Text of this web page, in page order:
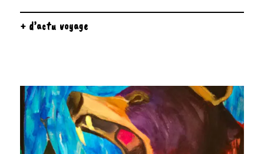
+ d’actu voyage